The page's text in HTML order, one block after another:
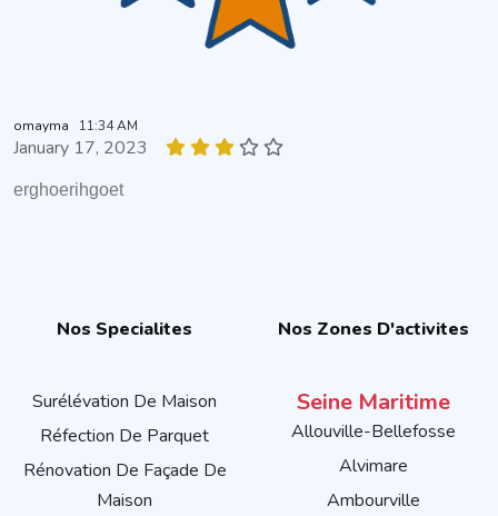
omayma 11:34 AM
January 17, 2023
erghoerihgoet
Nos Specialites
Surélévation De Maison
Réfection De Parquet
Rénovation De Façade De
Maison
Nos Zones D'activites
Seine Maritime
Allouville-Bellefosse
Alvimare
Ambourville